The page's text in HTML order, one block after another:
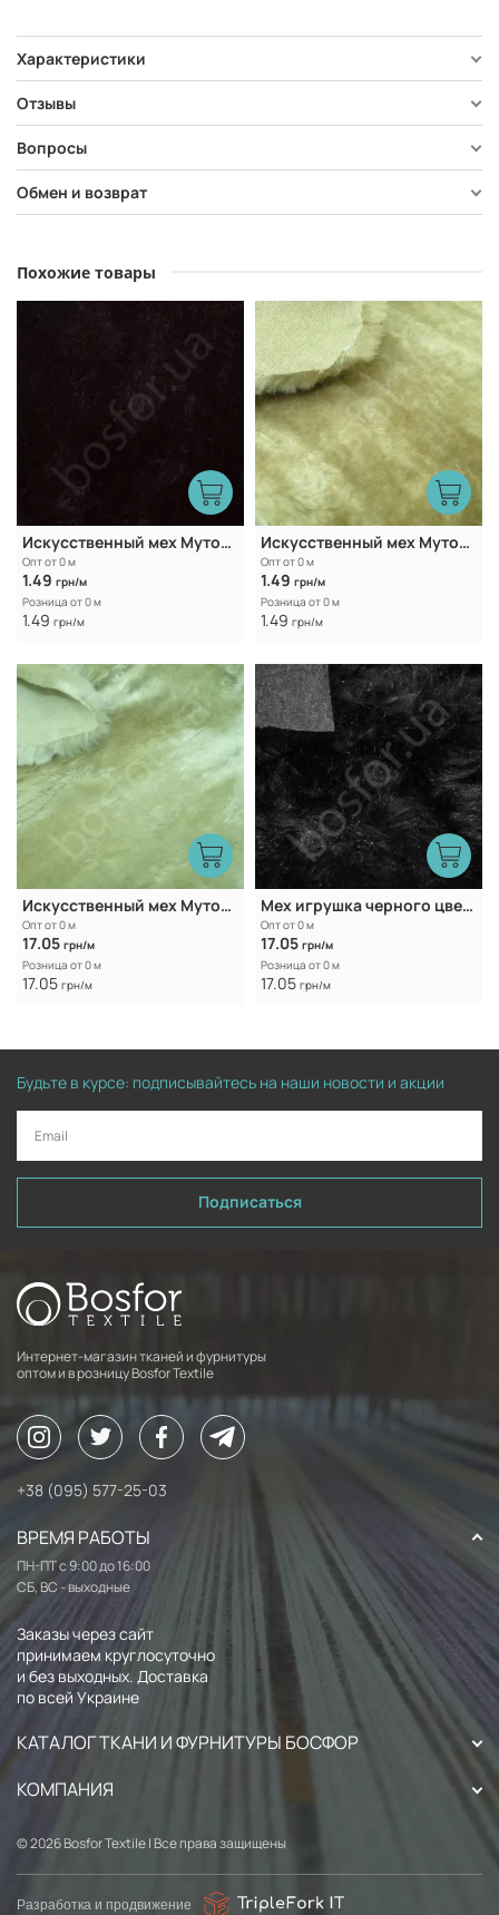
Характеристики
Отзывы
Вопросы
Обмен и возврат
Похожие товары
Искусственный мех Mутон М9
Опт от 0 м
1.49 грн/м
Розница от 0 м
1.49 грн/м
Искусственный мех Мутон М75
Опт от 0 м
1.49 грн/м
Розница от 0 м
1.49 грн/м
Искусственный мех Мутон М95
Опт от 0 м
17.05 грн/м
Розница от 0 м
17.05 грн/м
Мех игрушка черного цвета
Опт от 0 м
17.05 грн/м
Розница от 0 м
17.05 грн/м
Будьте в курсе: подписывайтесь на наши новости и акции
Подписаться
Интернет-магазин тканей и фурнитуры
оптом и в розницу Bosfor Textile
+38 (095) 577-25-03
ВРЕМЯ РАБОТЫ
ПН-ПТ с 9:00 до 16:00
СБ, ВС - выходные
Заказы через сайт
принимаем круглосуточно
и без выходных. Доставка
по всей Украине
КАТАЛОГ ТКАНИ И ФУРНИТУРЫ БОСФОР
КОМПАНИЯ
© 2026 Bosfor Textile | Все права защищены
Разработка и продвижение